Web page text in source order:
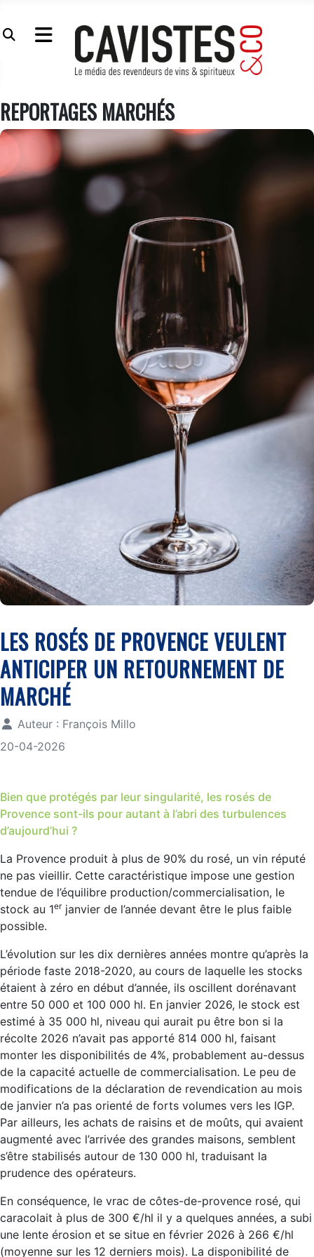
REPORTAGES MARCHÉS
LES ROSÉS DE PROVENCE VEULENT
ANTICIPER UN RETOURNEMENT DE
MARCHÉ
Auteur : François Millo
20-04-2026
Bien que protégés par leur singularité, les rosés de
Provence sont-ils pour autant à l’abri des turbulences
d’aujourd’hui ?
La Provence produit à plus de 90% du rosé, un vin réputé
ne pas vieillir. Cette caractéristique impose une gestion
tendue de l’équilibre production/commercialisation, le
stock au 1erjanvier de l’année devant être le plus faible
possible.
L’évolution sur les dix dernières années montre qu’après la
période faste 2018-2020, au cours de laquelle les stocks
étaient à zéro en début d’année, ils oscillent dorénavant
entre 50 000 et 100 000 hl. En janvier 2026, le stock est
estimé à 35 000 hl, niveau qui aurait pu être bon si la
récolte 2026 n’avait pas apporté 814 000 hl, faisant
monter les disponibilités de 4%, probablement au-dessus
de la capacité actuelle de commercialisation. Le peu de
modifications de la déclaration de revendication au mois
de janvier n’a pas orienté de forts volumes vers les IGP.
Par ailleurs, les achats de raisins et de moûts, qui avaient
augmenté avec l’arrivée des grandes maisons, semblent
s’être stabilisés autour de 130 000 hl, traduisant la
prudence des opérateurs.
En conséquence, le vrac de côtes-de-provence rosé, qui
caracolait à plus de 300 €/hl il y a quelques années, a subi
une lente érosion et se situe en février 2026 à 266 €/hl
(moyenne sur les 12 derniers mois). La disponibilité de